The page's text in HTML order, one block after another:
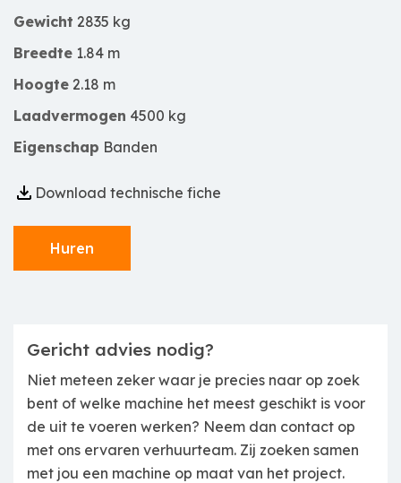
Gewicht 2835 kg
Breedte 1.84 m
Hoogte 2.18 m
Laadvermogen 4500 kg
Eigenschap Banden
Download technische fiche
Huren
Gericht advies nodig?
Niet meteen zeker waar je precies naar op zoek
bent of welke machine het meest geschikt is voor
de uit te voeren werken? Neem dan contact op
met ons ervaren verhuurteam. Zij zoeken samen
met jou een machine op maat van het project.